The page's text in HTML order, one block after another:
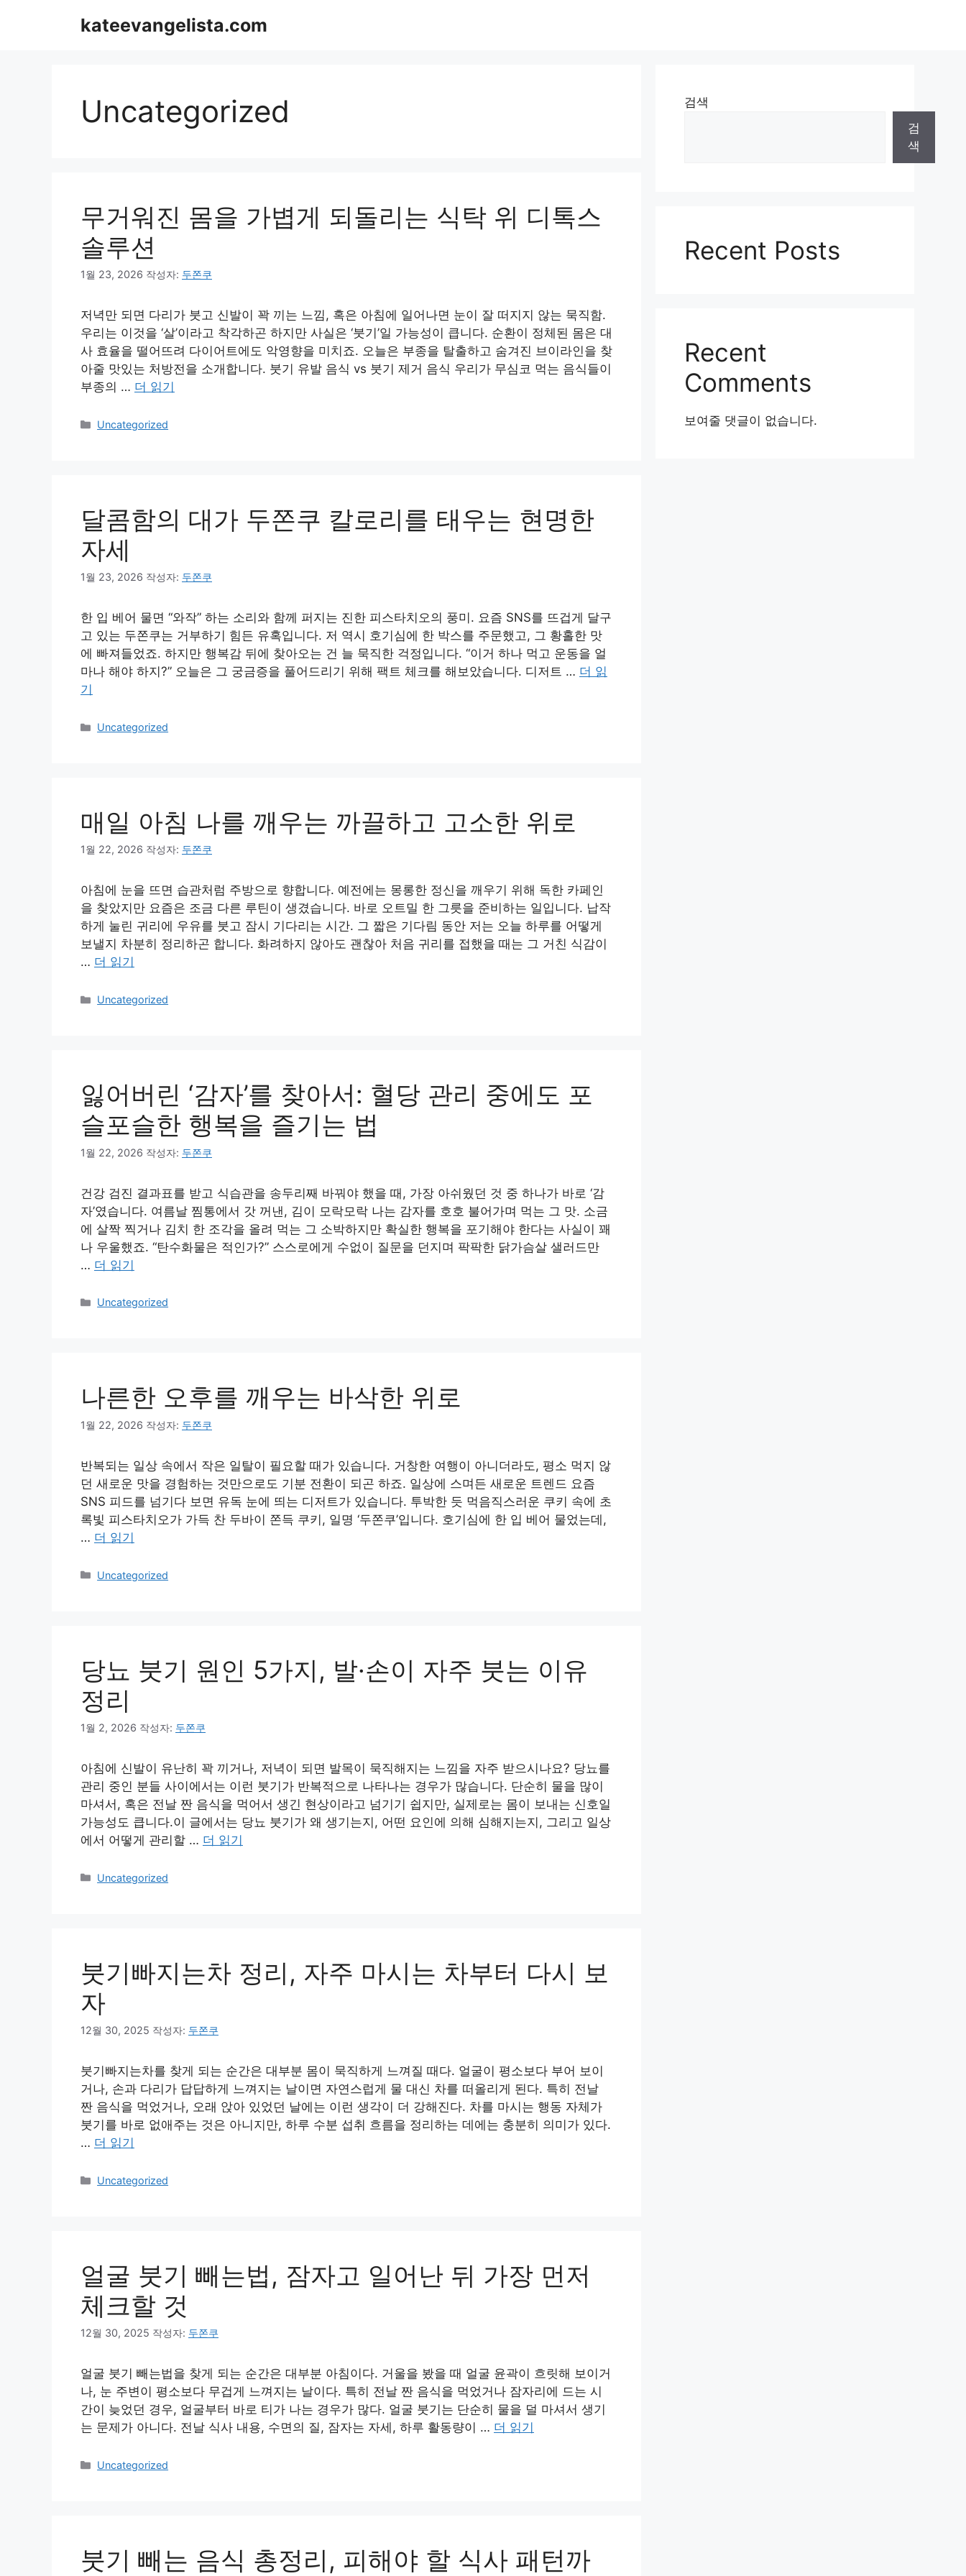
kateevangelista.com
Uncategorized
무거워진 몸을 가볍게 되돌리는 식탁 위 디톡스
솔루션
1월 23, 2026 작성자: 두쫀쿠
저녁만 되면 다리가 붓고 신발이 꽉 끼는 느낌, 혹은 아침에 일어나면 눈이 잘 떠지지 않는 묵직함.
우리는 이것을 ‘살’이라고 착각하곤 하지만 사실은 ‘붓기’일 가능성이 큽니다. 순환이 정체된 몸은 대
사 효율을 떨어뜨려 다이어트에도 악영향을 미치죠. 오늘은 부종을 탈출하고 숨겨진 브이라인을 찾
아줄 맛있는 처방전을 소개합니다. 붓기 유발 음식 vs 붓기 제거 음식 우리가 무심코 먹는 음식들이
부종의 … 더 읽기
카
Uncategorized
달콤함의 대가 두쫀쿠 칼로리를 태우는 현명한
자세
1월 23, 2026 작성자: 두쫀쿠
한 입 베어 물면 “와작” 하는 소리와 함께 퍼지는 진한 피스타치오의 풍미. 요즘 SNS를 뜨겁게 달구
고 있는 두쫀쿠는 거부하기 힘든 유혹입니다. 저 역시 호기심에 한 박스를 주문했고, 그 황홀한 맛
에 빠져들었죠. 하지만 행복감 뒤에 찾아오는 건 늘 묵직한 걱정입니다. “이거 하나 먹고 운동을 얼
마나 해야 하지?” 오늘은 그 궁금증을 풀어드리기 위해 팩트 체크를 해보았습니다. 디저트 … 더 읽
기
카
Uncategorized
매일 아침 나를 깨우는 까끌하고 고소한 위로
1월 22, 2026 작성자: 두쫀쿠
아침에 눈을 뜨면 습관처럼 주방으로 향합니다. 예전에는 몽롱한 정신을 깨우기 위해 독한 카페인
을 찾았지만 요즘은 조금 다른 루틴이 생겼습니다. 바로 오트밀 한 그릇을 준비하는 일입니다. 납작
하게 눌린 귀리에 우유를 붓고 잠시 기다리는 시간. 그 짧은 기다림 동안 저는 오늘 하루를 어떻게
보낼지 차분히 정리하곤 합니다. 화려하지 않아도 괜찮아 처음 귀리를 접했을 때는 그 거친 식감이
… 더 읽기
카
Uncategorized
잃어버린 ‘감자’를 찾아서: 혈당 관리 중에도 포
슬포슬한 행복을 즐기는 법
1월 22, 2026 작성자: 두쫀쿠
건강 검진 결과표를 받고 식습관을 송두리째 바꿔야 했을 때, 가장 아쉬웠던 것 중 하나가 바로 ‘감
자’였습니다. 여름날 찜통에서 갓 꺼낸, 김이 모락모락 나는 감자를 호호 불어가며 먹는 그 맛. 소금
에 살짝 찍거나 김치 한 조각을 올려 먹는 그 소박하지만 확실한 행복을 포기해야 한다는 사실이 꽤
나 우울했죠. “탄수화물은 적인가?” 스스로에게 수없이 질문을 던지며 팍팍한 닭가슴살 샐러드만
… 더 읽기
카
Uncategorized
나른한 오후를 깨우는 바삭한 위로
1월 22, 2026 작성자: 두쫀쿠
반복되는 일상 속에서 작은 일탈이 필요할 때가 있습니다. 거창한 여행이 아니더라도, 평소 먹지 않
던 새로운 맛을 경험하는 것만으로도 기분 전환이 되곤 하죠. 일상에 스며든 새로운 트렌드 요즘
SNS 피드를 넘기다 보면 유독 눈에 띄는 디저트가 있습니다. 투박한 듯 먹음직스러운 쿠키 속에 초
록빛 피스타치오가 가득 찬 두바이 쫀득 쿠키, 일명 ‘두쫀쿠’입니다. 호기심에 한 입 베어 물었는데,
… 더 읽기
카
Uncategorized
당뇨 붓기 원인 5가지, 발·손이 자주 붓는 이유
정리
1월 2, 2026 작성자: 두쫀쿠
아침에 신발이 유난히 꽉 끼거나, 저녁이 되면 발목이 묵직해지는 느낌을 자주 받으시나요? 당뇨를
관리 중인 분들 사이에서는 이런 붓기가 반복적으로 나타나는 경우가 많습니다. 단순히 물을 많이
마셔서, 혹은 전날 짠 음식을 먹어서 생긴 현상이라고 넘기기 쉽지만, 실제로는 몸이 보내는 신호일
가능성도 큽니다.이 글에서는 당뇨 붓기가 왜 생기는지, 어떤 요인에 의해 심해지는지, 그리고 일상
에서 어떻게 관리할 … 더 읽기
카
Uncategorized
붓기빠지는차 정리, 자주 마시는 차부터 다시 보
자
12월 30, 2025 작성자: 두쫀쿠
붓기빠지는차를 찾게 되는 순간은 대부분 몸이 묵직하게 느껴질 때다. 얼굴이 평소보다 부어 보이
거나, 손과 다리가 답답하게 느껴지는 날이면 자연스럽게 물 대신 차를 떠올리게 된다. 특히 전날
짠 음식을 먹었거나, 오래 앉아 있었던 날에는 이런 생각이 더 강해진다. 차를 마시는 행동 자체가
붓기를 바로 없애주는 것은 아니지만, 하루 수분 섭취 흐름을 정리하는 데에는 충분히 의미가 있다.
… 더 읽기
카
Uncategorized
얼굴 붓기 빼는법, 잠자고 일어난 뒤 가장 먼저
체크할 것
12월 30, 2025 작성자: 두쫀쿠
얼굴 붓기 빼는법을 찾게 되는 순간은 대부분 아침이다. 거울을 봤을 때 얼굴 윤곽이 흐릿해 보이거
나, 눈 주변이 평소보다 무겁게 느껴지는 날이다. 특히 전날 짠 음식을 먹었거나 잠자리에 드는 시
간이 늦었던 경우, 얼굴부터 바로 티가 나는 경우가 많다. 얼굴 붓기는 단순히 물을 덜 마셔서 생기
는 문제가 아니다. 전날 식사 내용, 수면의 질, 잠자는 자세, 하루 활동량이 … 더 읽기
카
Uncategorized
붓기 빼는 음식 총정리, 피해야 할 식사 패턴까
검색
검
색
Recent Posts
Recent
Comments
보여줄 댓글이 없습니다.